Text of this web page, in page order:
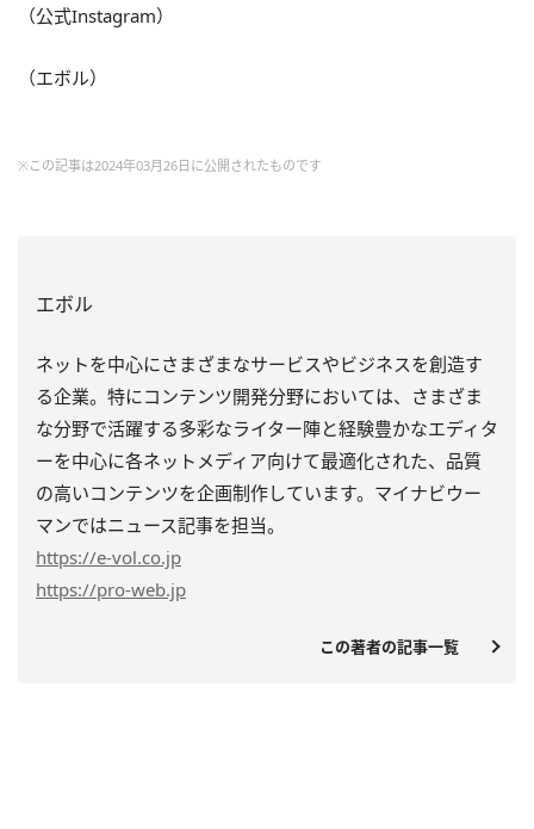
（公式Instagram）
（エボル）
※この記事は2024年03月26日に公開されたものです
エボル
ネットを中心にさまざまなサービスやビジネスを創造す
る企業。特にコンテンツ開発分野においては、さまざま
な分野で活躍する多彩なライター陣と経験豊かなエディタ
ーを中心に各ネットメディア向けて最適化された、品質
の高いコンテンツを企画制作しています。マイナビウー
マンではニュース記事を担当。
https://e-vol.co.jp
https://pro-web.jp
この著者の記事一覧